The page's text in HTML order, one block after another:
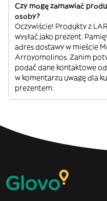
Czy mogę zamawiać
osoby?
Oczywiście! Produkty z
wysłać jako prezent.
adres dostawy w mieście
Arroyomolinos. Zanim
podać dane kontaktowe
w komentarzu uwagę dla
prezentem.